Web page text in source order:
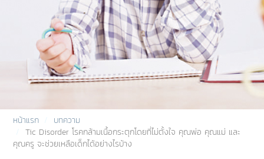
หน้าแรก
บทความ
Tic Disorder โรคกล้ามเนื้อกระตุกโดยที่ไม่ตั้งใจ คุณพ่อ คุณแม่ และ
คุณครู จะช่วยเหลือเด็กได้อย่างไรบ้าง